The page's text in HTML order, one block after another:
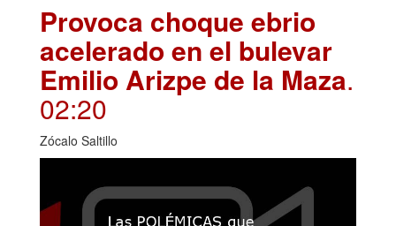
Provoca choque ebrio
acelerado en el bulevar
Emilio Arizpe de la Maza.
02:20
Zócalo Saltillo